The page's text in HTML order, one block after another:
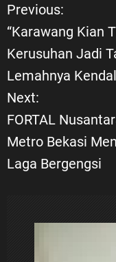
N
a
v
i
g
Previous:
“Karawang Kian
Kerusuhan Jadi
Lemahnya
Next:
FORTAL
Metro Bekasi
Laga Bergengsi